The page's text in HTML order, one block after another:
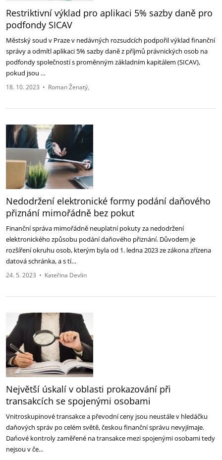
Restriktivní výklad pro aplikaci 5% sazby daně pro
podfondy SICAV
Městský soud v Praze v nedávných rozsudcích podpořil výklad finanční
správy a odmítl aplikaci 5% sazby daně z příjmů právnických osob na
podfondy společností s proměnným základním kapitálem (SICAV),
pokud jsou …
18. 10. 2023 • Roman Ženatý
Nedodržení elektronické formy podání daňového
přiznání mimořádně bez pokut
Finanční správa mimořádně neuplatní pokuty za nedodržení
elektronického způsobu podání daňového přiznání. Důvodem je
rozšíření okruhu osob, kterým byla od 1. ledna 2023 ze zákona zřízena
datová schránka, a s tí…
24. 5. 2023 • Kateřina Devlin
Největší úskalí v oblasti prokazování při
transakcích se spojenými osobami
Vnitroskupinové transakce a převodní ceny jsou neustále v hledáčku
daňových správ po celém světě, českou finanční správu nevyjímaje.
Daňové kontroly zaměřené na transakce mezi spojenými osobami tedy
nejsou v če…